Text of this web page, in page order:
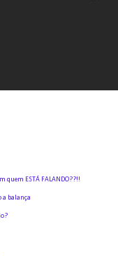
quem ESTÁ FALANDO??!!
a balança